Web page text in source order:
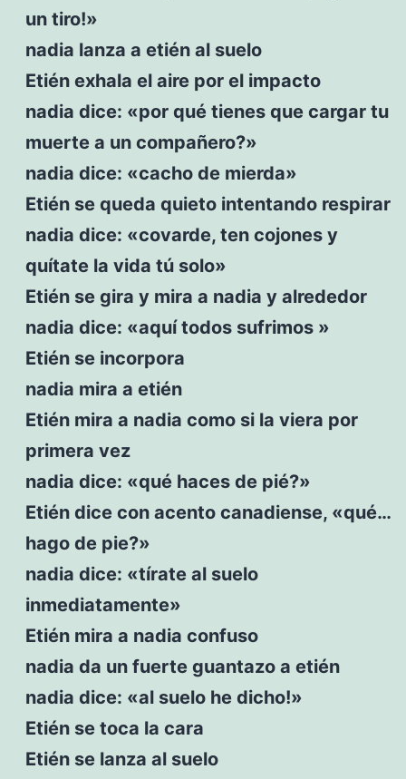
un tiro!»
nadia lanza a etién al suelo
Etién exhala el aire por el impacto
nadia dice: «por qué tienes que cargar tu
muerte a un compañero?»
nadia dice: «cacho de mierda»
Etién se queda quieto intentando respirar
nadia dice: «covarde, ten cojones y
quítate la vida tú solo»
Etién se gira y mira a nadia y alrededor
nadia dice: «aquí todos sufrimos »
Etién se incorpora
nadia mira a etién
Etién mira a nadia como si la viera por
primera vez
nadia dice: «qué haces de pié?»
Etién dice con acento canadiense, «qué…
hago de pie?»
nadia dice: «tírate al suelo
inmediatamente»
Etién mira a nadia confuso
nadia da un fuerte guantazo a etién
nadia dice: «al suelo he dicho!»
Etién se toca la cara
Etién se lanza al suelo